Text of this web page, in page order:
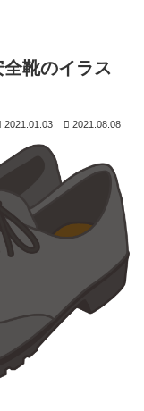
靴のイラス
2021.01.03 2021.08.08